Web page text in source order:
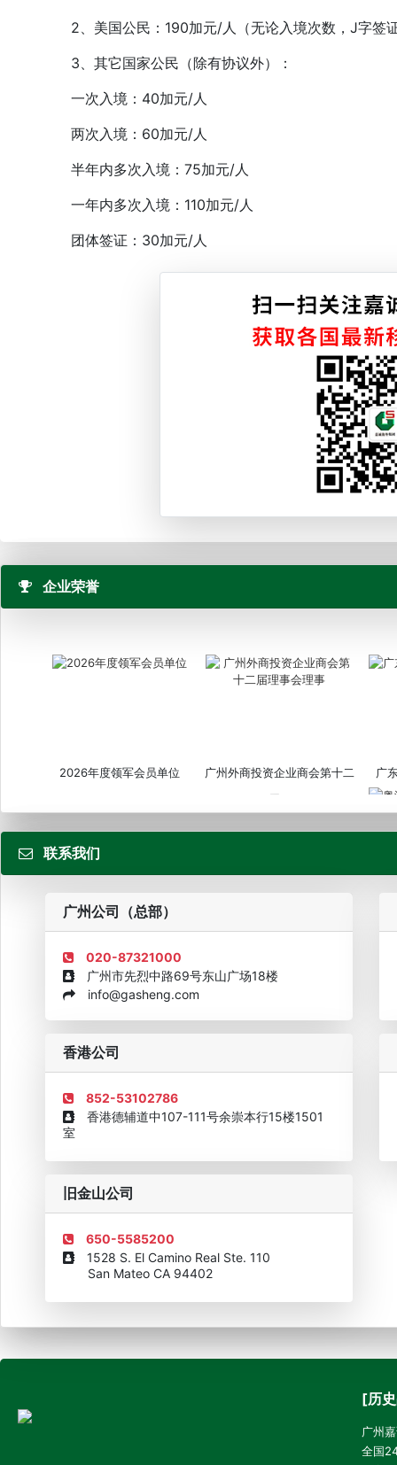
2、美国公民：190加元/人（无论入境次数，J字签
3、其它国家公民（除有协议外）：
一次入境：40加元/人
两次入境：60加元/人
半年内多次入境：75加元/人
一年内多次入境：110加元/人
团体签证：30加元/人
企业荣誉
2026年度领军会员单位
广州外商投资企业商会第十二
届...
广
企业诚信AAAAA奖牌2015 欧美澳最具价值品牌移民机构
联系我们
广州公司（总部）
020-87321000
广州市先烈中路69号东山广场18楼
info@gasheng.com
香港公司
852-53102786
香港德辅道中107-111号余崇本行15楼1501
室
旧金山公司
650-5585200
1528 S. El Camino Real Ste. 110
San Mateo CA 94402
[历
广州
全国